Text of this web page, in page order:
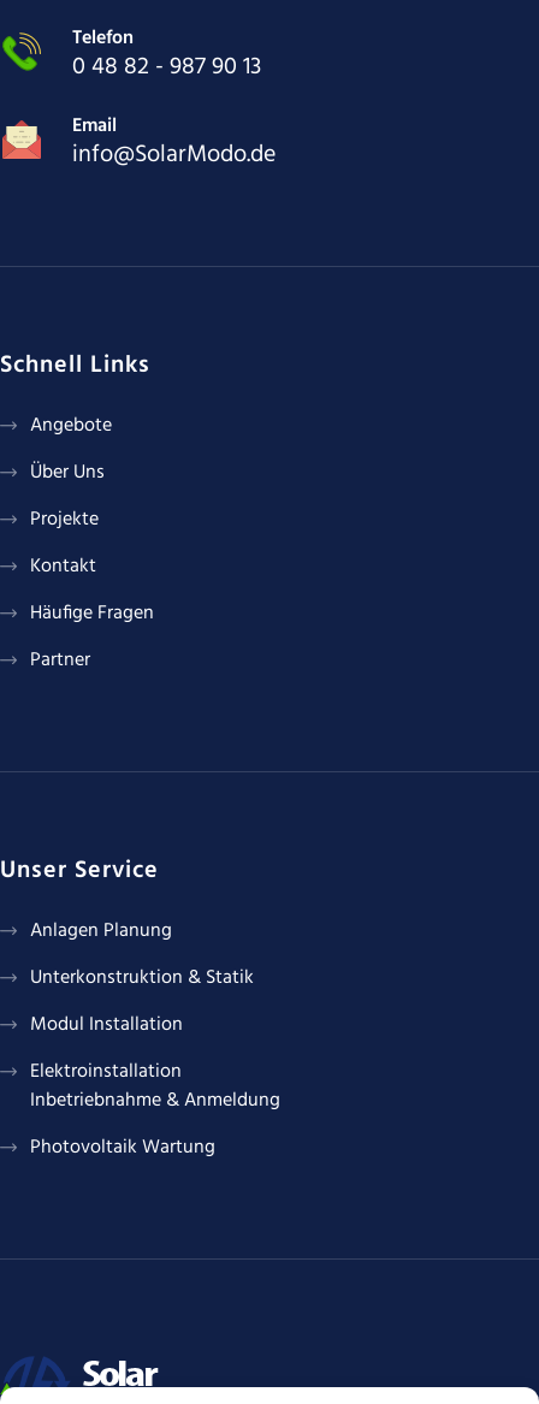
Telefon
0 48 82 - 987 90 13
Email
info@SolarModo.de
Schnell Links
Angebote
Über Uns
Projekte
Kontakt
Häufige Fragen
Partner
Unser Service
Anlagen Planung
Unterkonstruktion & Statik
Modul Installation
Elektroinstallation
Inbetriebnahme & Anmeldung
Photovoltaik Wartung